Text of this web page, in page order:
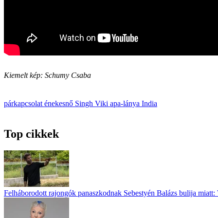
Kiemelt kép: Schumy Csaba
párkapcsolat énekesnő Singh Viki apa-lánya India
Top cikkek
Felháborodott rajongók panaszkodnak Sebestyén Balázs bulija